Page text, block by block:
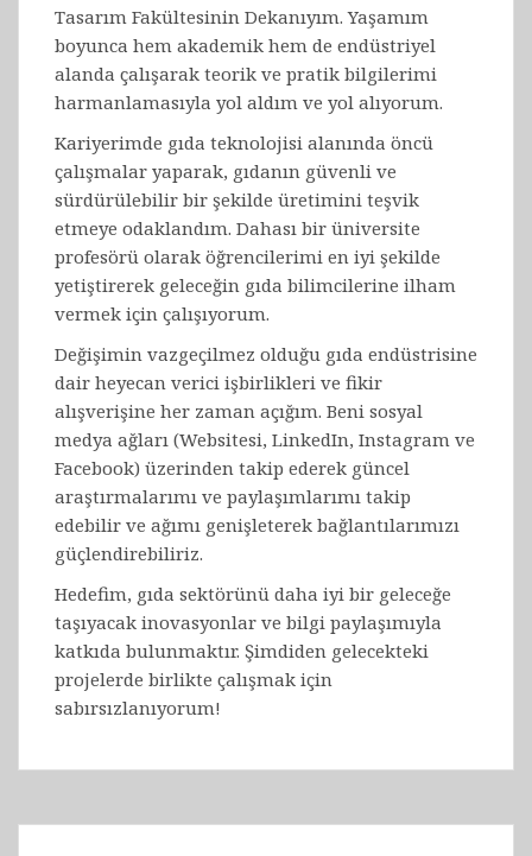
Tasarım Fakültesinin Dekanıyım. Yaşamım
boyunca hem akademik hem de endüstriyel
alanda çalışarak teorik ve pratik bilgilerimi
harmanlamasıyla yol aldım ve yol alıyorum.
Kariyerimde gıda teknolojisi alanında öncü
çalışmalar yaparak, gıdanın güvenli ve
sürdürülebilir bir şekilde üretimini teşvik
etmeye odaklandım. Dahası bir üniversite
profesörü olarak öğrencilerimi en iyi şekilde
yetiştirerek geleceğin gıda bilimcilerine ilham
vermek için çalışıyorum.
Değişimin vazgeçilmez olduğu gıda endüstrisine
dair heyecan verici işbirlikleri ve fikir
alışverişine her zaman açığım. Beni sosyal
medya ağları (Websitesi, LinkedIn, Instagram ve
Facebook) üzerinden takip ederek güncel
araştırmalarımı ve paylaşımlarımı takip
edebilir ve ağımı genişleterek bağlantılarımızı
güçlendirebiliriz.
Hedefim, gıda sektörünü daha iyi bir geleceğe
taşıyacak inovasyonlar ve bilgi paylaşımıyla
katkıda bulunmaktır. Şimdiden gelecekteki
projelerde birlikte çalışmak için
sabırsızlanıyorum!